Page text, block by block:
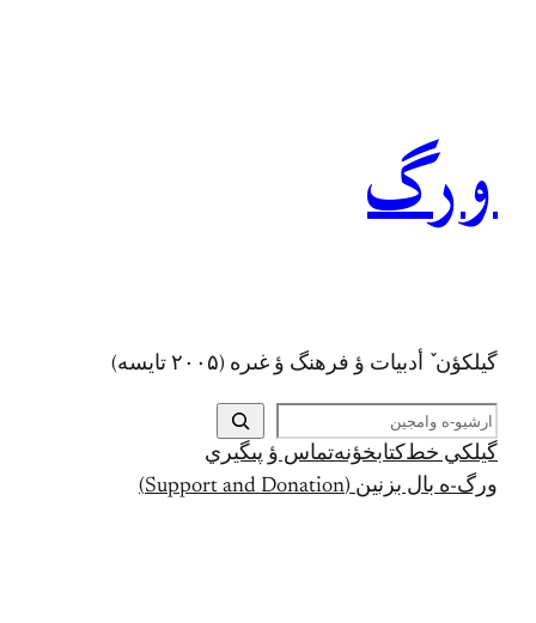
ورگ
گيلکؤن ٚ أدبیات ؤ فرهنگ ؤ غىره (۲۰۰۵ تايسه)
ج
س
ت
ج
گيلکي خط کتابخؤنهتماس ؤ پىگيري
ورگ-ه بال بزنين (Support and Donation)